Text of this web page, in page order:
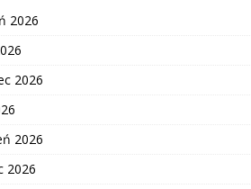
2026
2026
2026
2026